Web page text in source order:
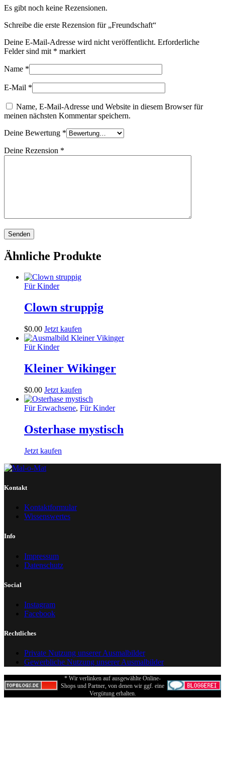
Es gibt noch keine Rezensionen.
Schreibe die erste Rezension für „Freundschaft“
Deine E-Mail-Adresse wird nicht veröffentlicht. Erforderliche
Felder sind mit * markiert
Name *
E-Mail *
Name, E-Mail-Adresse und Website in diesem Browser für
meinen nächsten Kommentar speichern.
Deine Bewertung *
Deine Rezension *
Ähnliche Produkte
Für Kinder
Clown struppig
$0.00 Jetzt kaufen
Für Kinder
Kleiner Wikinger
$0.00 Jetzt kaufen
Für Erwachsene, Für Kinder
Osterhase mystisch
Jetzt kaufen
Kontakt
Kontaktformular
Wissenswertes
Info
Impressum
Datenschutz
Social
Instagram
Facebook
Rechtliches
Private Nutzung unserer Ausmalbilder
Gewerbliche Nutzung unserer Ausmalbilder
* Wir verlinken auf ausgewählte Online-
Shops und Partner, von denen wir ggf. eine
Vergütung erhalten.